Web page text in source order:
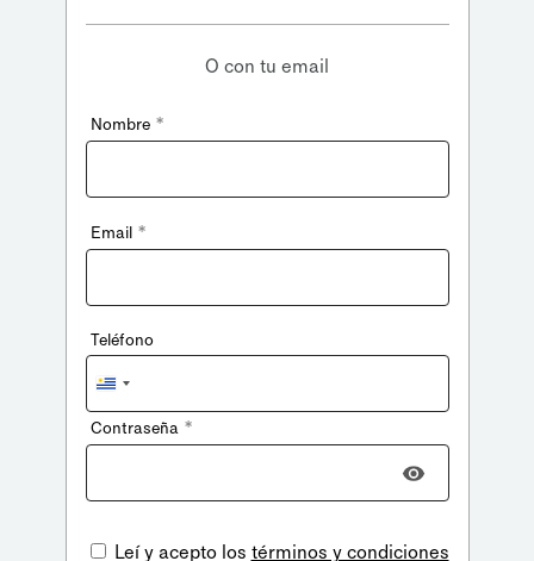
O con tu email
Nombre *
Email *
Teléfono
Uruguay
+598
Contraseña *
Leí y acepto los términos y condiciones